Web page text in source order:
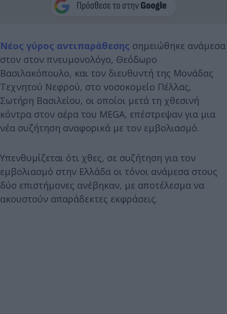
Νέος γύρος αντιπαράθεσης σημειώθηκε ανάμεσα
στον στον πνευμονολόγο, Θεόδωρο
Βασιλακόπουλο, και τον διευθυντή της Μονάδας
Τεχνητού Νεφρού, στο νοσοκομείο Πέλλας,
Σωτήρη Βασιλείου, οι οποίοι μετά τη χθεσινή
κόντρα στον αέρα του MEGA, επέστρεψαν για μια
νέα συζήτηση αναφορικά με τον εμβολιασμό.
Υπενθυμίζεται ότι χθες, σε συζήτηση για τον
εμβολιασμό στην Ελλάδα οι τόνοι ανάμεσα στους
δύο επιστήμονες ανέβηκαν, με αποτέλεσμα να
ακουστούν απαράδεκτες εκφράσεις.